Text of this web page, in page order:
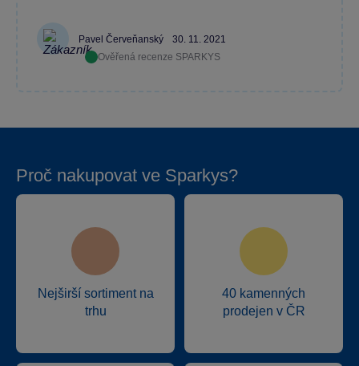
Pavel Červeňanský
30. 11. 2021
Ověřená recenze SPARKYS
Proč nakupovat ve Sparkys?
Nejširší sortiment na
trhu
40 kamenných
prodejen v ČR